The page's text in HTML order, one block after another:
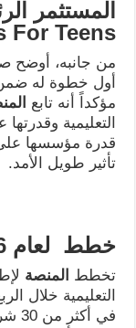
المستثمر
For Teens
من جانبه، أوضح
أول خطوة له
مؤكداً أنه تابع
التعليمية
قدرة مؤسسها على
تأثير طويل الأمد.
خطط لعام 2026
تخطط المنصة
في